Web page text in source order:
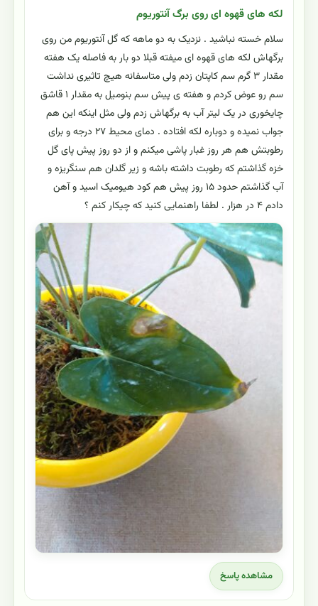
لکه های قهوه ای روی برگ آنتوریوم
سلام خسته نباشید . نزدیک به دو ماهه که گل آنتوریوم من روی
برگهاش لکه های قهوه ای میفته قبلا دو بار به فاصله یک هفته
مقدار ۳ گرم سم کاپتان زدم ولی متاسفانه هیچ تاثیری نداشت
سم رو عوض کردم و هفته ی پیش سم بنومیل به مقدار ۱ قاشق
چایخوری در یک لیتر آب به برگهاش زدم ولی مثل اینکه این هم
جواب نمیده و دوباره لکه افتاده . دمای محیط ۲۷ درجه و برای
رطوبتش هم هر روز غبار پاشی میکنم و از دو روز پیش پای گل
خزه گذاشتم که رطوبت داشته باشه و زیر گلدان هم سنگریزه و
آب گذاشتم حدود ۱۵ روز پیش هم کود هیومیک اسید و آهن
دادم ۴ در هزار . لطفا راهنمایی کنید که چیکار کنم ؟
مشاهده پاسخ